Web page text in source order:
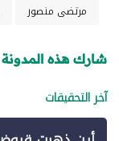
مرتضى منصور
شارك هذه المدونة
آخر التحقيقات